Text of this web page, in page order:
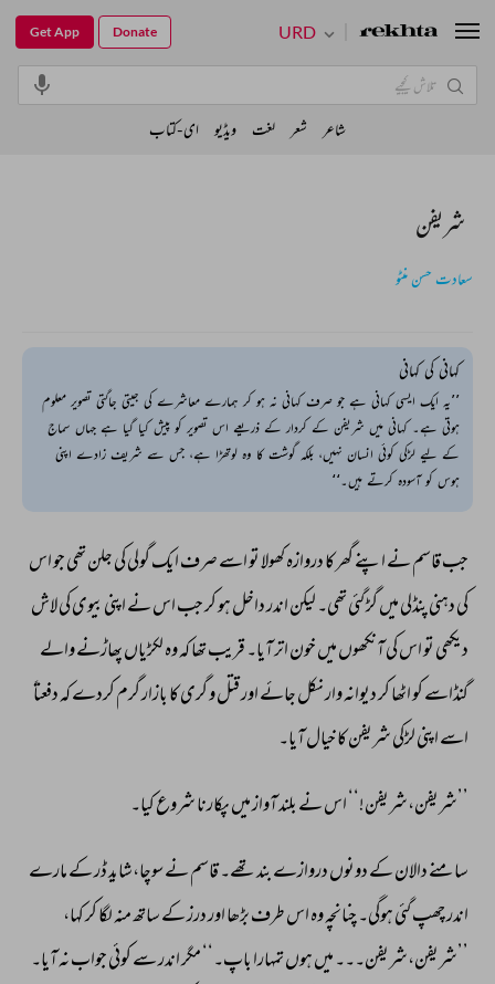
شریفن
سعادت حسن منٹو
کہانی کی کہانی
’’یہ ایک ایسی کہانی ہے جو صرف کہانی نہ ہو کر ہمارے معاشرے کی جیتی جاگتی تصویر معلوم
ہوتی ہے۔ کہانی میں شریفن کے کردار کے ذریعے اس تصویر کو پیش کیا گیا ہے جہاں سماج
کے لیے لڑکی کوئی انسان نہیں، بلکہ گوشت کا وہ لوتھڑا ہے، جس سے شریف زادے اپنی
ہوس کو آسودہ کرتے ہیں۔‘‘
جب قاسم نے اپنے گھر کا دروازہ کھولا تو اسے صرف ایک گولی کی جلن تھی جو اس
کی دہنی پنڈلی میں گڑ گئی تھی۔ لیکن اندر داخل ہو کر جب اس نے اپنی بیوی کی لاش
دیکھی تو اس کی آنکھوں میں خون اتر آیا۔ قریب تھا کہ وہ لکڑیاں پھاڑنے والے
گنڈاسے کو اٹھا کر دیوانہ وار نکل جائے اور قتل و گری کا بازار گرم کردے کہ دفعتاً
اسے اپنی لڑکی شریفن کا خیال آیا۔
’’شریفن،شریفن!‘‘ اس نے بلند آواز میں پکارنا شروع کیا۔
سامنے دالان کے دونوں دروازے بند تھے۔ قاسم نے سوچا،شاید ڈر کے مارے
اندر چھپ گئی ہوگی۔ چنانچہ وہ اس طرف بڑھا اور درز کے ساتھ منہ لگا کر کہا،
’’شریفن،شریفن۔۔۔ میں ہوں تمہارا باپ۔‘‘ مگر اندر سے کوئی جواب نہ آیا۔
URD
Get App Donate
شاعر شعر لغت ویڈیو ای-کتاب